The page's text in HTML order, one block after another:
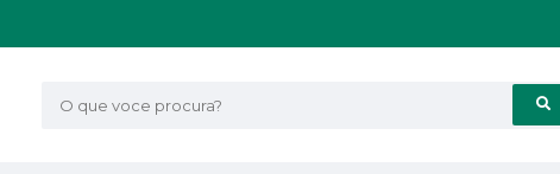
O que voce procura?